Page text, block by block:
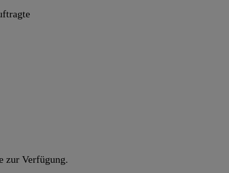
zur Verfügung.